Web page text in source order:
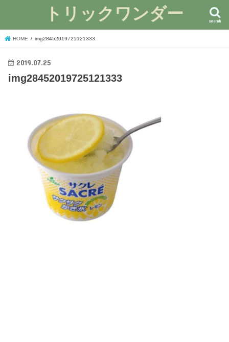
トリックワンダー search
HOME img28452019725121333
2019.07.25
img28452019725121333